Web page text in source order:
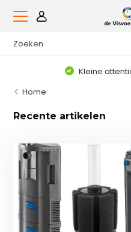
Kleine
Home
Recente artikelen